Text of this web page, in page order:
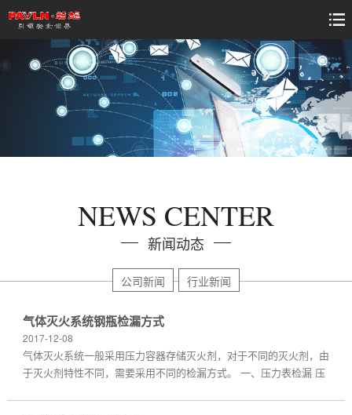
NEWS CENTER
新闻动态
公司新闻 行业新闻
气体灭火系统钢瓶检漏方式
2017-12-08
气体灭火系统一般采用压力容器存储灭火剂，对于不同的灭火剂，由
于灭火剂特性不同，需要采用不同的检漏方式。 一、压力表检漏 压